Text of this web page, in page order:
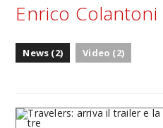
FRANCO RICCIARDIELLO ZENDAYA
Enrico Colantoni
News (2) Video (2)